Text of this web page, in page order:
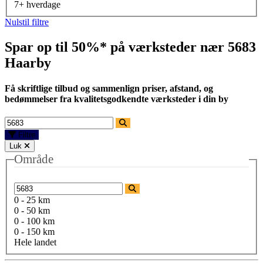
7+ hverdage
Nulstil filtre
Spar op til 50%* på værksteder nær 5683
Haarby
Få skriftlige tilbud og sammenlign priser, afstand, og
bedømmelser fra kvalitetsgodkendte værksteder i din by
Filtre
Luk
Område
0 - 25 km
0 - 50 km
0 - 100 km
0 - 150 km
Hele landet